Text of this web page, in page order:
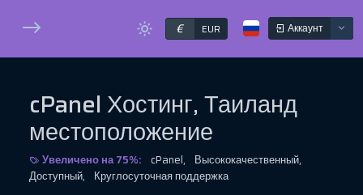
€ EUR Аккаунт
cPanel Хостинг, Таиланд
местоположение
Увеличено на 75%: cPanel,
Высококачественный,
Доступный,
Круглосуточная поддержка